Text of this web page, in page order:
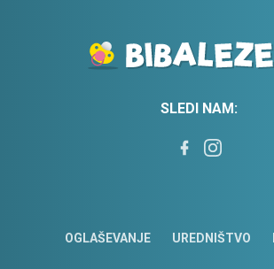
SLEDI NAM:
OGLAŠEVANJE UREDNIŠTVO